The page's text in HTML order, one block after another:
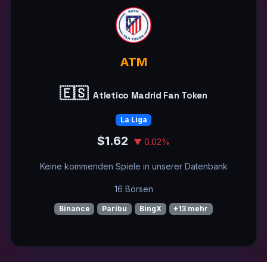
ATM
🇪🇸 Atletico Madrid Fan Token
La Liga
$1.62 ▼ 0.02%
Keine kommenden Spiele in unserer Datenbank
16 Börsen
Binance Paribu BingX +13 mehr